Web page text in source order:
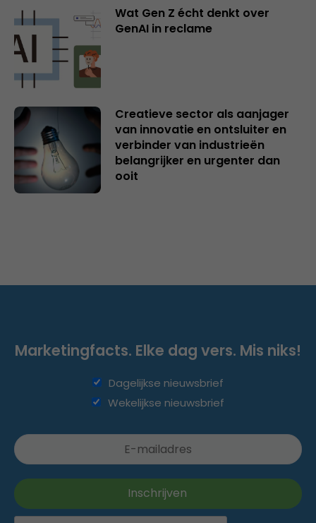
Wat Gen Z écht denkt over
GenAI in reclame
Creatieve sector als aanjager
van innovatie en ontsluiter en
verbinder van industrieën
belangrijker en urgenter dan
ooit
Marketingfacts. Elke dag vers. Mis niks!
Dagelijkse nieuwsbrief
Wekelijkse nieuwsbrief